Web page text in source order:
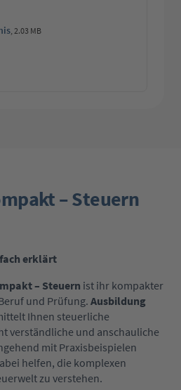
, 2.03 MB
– Steuern
erklärt
– Steuern ist ihr kompakter
und Prüfung. Ausbildung
Ihnen steuerliche
verständliche und anschauliche
mit Praxisbeispielen
helfen, die komplexen
zu verstehen.